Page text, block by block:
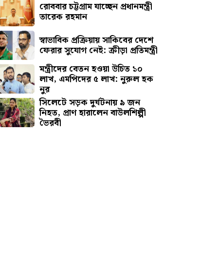
রোববার চট্টগ্রাম যাচ্ছেন প্রধানমন্ত্রী
তারেক রহমান
স্বাভাবিক প্রক্রিয়ায় সাকিবের দেশে
ফেরার সুযোগ নেই: ক্রীড়া প্রতিমন্ত্রী
মন্ত্রীদের বেতন হওয়া উচিত ১০
লাখ, এমপিদের ৫ লাখ: নুরুল হক
নুর
সিলেটে সড়ক দুর্ঘটনায় ৯ জন
নিহত, প্রাণ হারালেন বাউলশিল্পী
ভৈরবী